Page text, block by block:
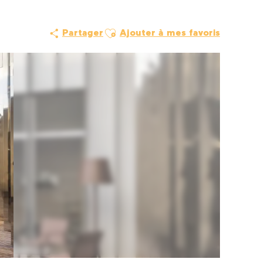
Partager Ajouter aux favoris
Ajouter à mes favoris